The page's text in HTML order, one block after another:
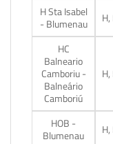
H Sta Isabel
- Blumenau
H,
HC
Balneario
Camboriu -
Balneário
Camboriú
H,
HOB -
Blumenau
H,